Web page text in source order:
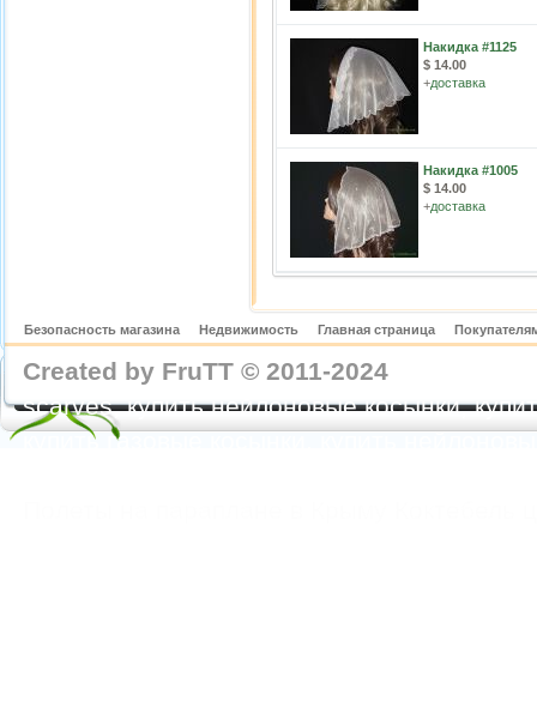
Накидка #1125
$ 14.00
+доставка
Накидка #1005
$ 14.00
+доставка
Безопасность магазина Недвижимость Главная страница
Created by FruTT © 2011-2024
scarves, купить нейлоновые косынки,
купить газовые косынки, купить